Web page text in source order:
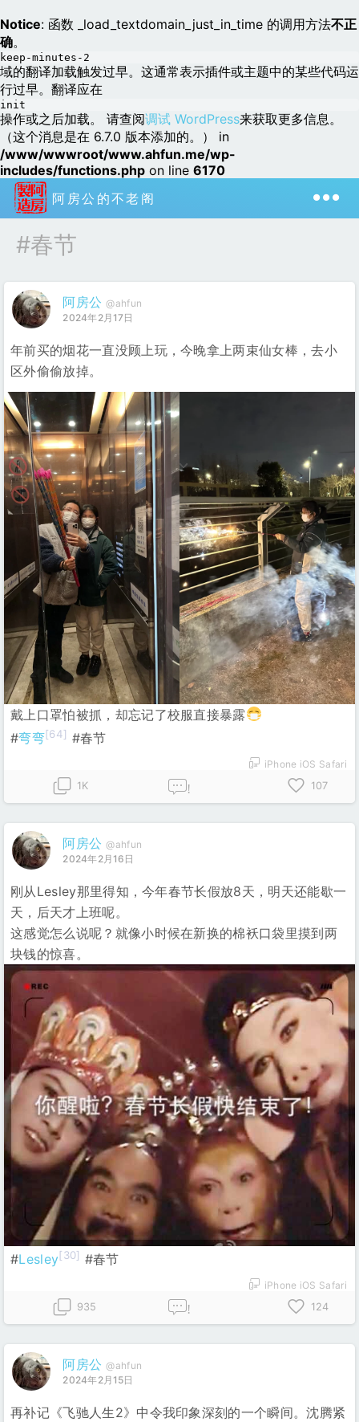
Notice: 函数 _load_textdomain_just_in_time 的调用方法不正
确。
keep-minutes-2
域的翻译加载触发过早。这通常表示插件或主题中的某些代码运
行过早。翻译应在
init
操作或之后加载。 请查阅调试 WordPress来获取更多信息。
（这个消息是在 6.7.0 版本添加的。） in
/www/wwwroot/www.ahfun.me/wp-
includes/functions.php on line 6170
阿房公的不老阁
#春节
阿房公 @ahfun
2024年2月17日
年前买的烟花一直没顾上玩，今晚拿上两束仙女棒，去小
区外偷偷放掉。
戴上口罩怕被抓，却忘记了校服直接暴露
#弯弯[64] #春节
iPhone iOS Safari
1K
! 107
阿房公 @ahfun
2024年2月16日
刚从Lesley那里得知，今年春节长假放8天，明天还能歇一
天，后天才上班呢。
这感觉怎么说呢？就像小时候在新换的棉袄口袋里摸到两
块钱的惊喜。
#Lesley[30] #春节
iPhone iOS Safari
935
! 124
阿房公 @ahfun
2024年2月15日
再补记《飞驰人生2》中令我印象深刻的一个瞬间。沈腾紧